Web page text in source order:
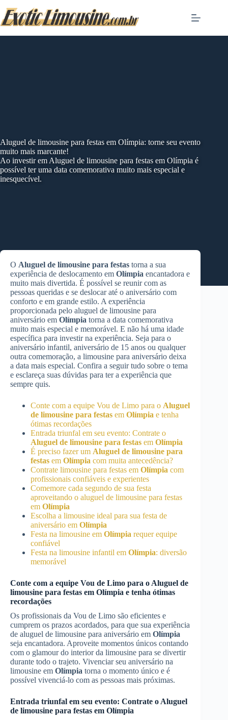
to
content
Aluguel de limousine para festas em Olímpia: torne seu evento
muito mais marcante!
Ao investir em Aluguel de limousine para festas em Olímpia é
possível ter uma data comemorativa muito mais especial e
inesquecível.
O Aluguel de limousine para festas torna a sua
experiência de deslocamento em Olímpia encantadora e
muito mais divertida. É possível se reunir com as
pessoas queridas e se deslocar até o aniversário com
conforto e em grande estilo. A experiência
proporcionada pelo aluguel de limousine para
aniversário em Olímpia torna a data comemorativa
muito mais especial e memorável. E não há uma idade
específica para investir na experiência. Seja para o
aniversário infantil, aniversário de 15 anos ou qualquer
outra comemoração, a limousine para aniversário deixa
a data mais especial. Confira a seguir tudo sobre o tema
e esclareça suas dúvidas para ter a experiência que
sempre quis.
Conte com a equipe Vou de Limo para o Aluguel
de limousine para festas em Olímpia e tenha
ótimas recordações
Entrada triunfal em seu evento: Contrate o
Aluguel de limousine para festas em Olímpia
É preciso fazer um Aluguel de limousine para
festas em Olímpia com muita antecedência?
Contrate limousine para festas em Olímpia com
profissionais confiáveis e experientes
Comemore cada segundo de sua festa
aproveitando o aluguel de limousine para festas
em Olímpia
Escolha a limousine ideal para sua festa de
aniversário em Olímpia
Festa na limousine em Olímpia requer equipe
confiável
Festa na limousine infantil em Olímpia: diversão
memorável
Conte com a equipe Vou de Limo para o Aluguel de
limousine para festas em Olímpia e tenha ótimas
recordações
Os profissionais da Vou de Limo são eficientes e
cumprem os prazos acordados, para que sua experiência
de aluguel de limousine para aniversário em Olímpia
seja encantadora. Aproveite momentos únicos contando
com o glamour do interior da limousine para se divertir
durante todo o trajeto. Vivenciar seu aniversário na
limousine em Olímpia torna o momento único e é
possível vivenciá-lo com as pessoas mais próximas.
Entrada triunfal em seu evento: Contrate o Aluguel
de limousine para festas em Olímpia